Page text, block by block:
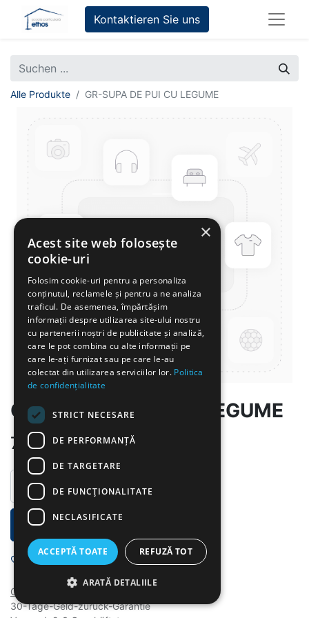
Kontaktieren Sie uns
Alle Produkte GR-SUPA DE PUI CU LEGUME
GR-SUPA DE PUI CU LEGUME
7.00lei
IN DEN WARENKORB
Auf die Wunschliste
Geschäftsbedingungen
30-Tage-Geld-zurück-Garantie
×
Acest site web folosește
cookie-uri
Folosim cookie-uri pentru a personaliza
conținutul, reclamele și pentru a ne analiza
traficul. De asemenea, împărtășim
informații despre utilizarea site-ului nostru
cu partenerii noștri de publicitate și analiză,
care le pot combina cu alte informații pe
care le-ați furnizat sau pe care le-au
colectat din utilizarea serviciilor lor. Politica
de confidențialitate
STRICT NECESARE
DE PERFORMANȚĂ
DE TARGETARE
DE FUNCŢIONALITATE
NECLASIFICATE
ACCEPTĂ TOATE REFUZĂ TOT
ARATĂ DETALIILE